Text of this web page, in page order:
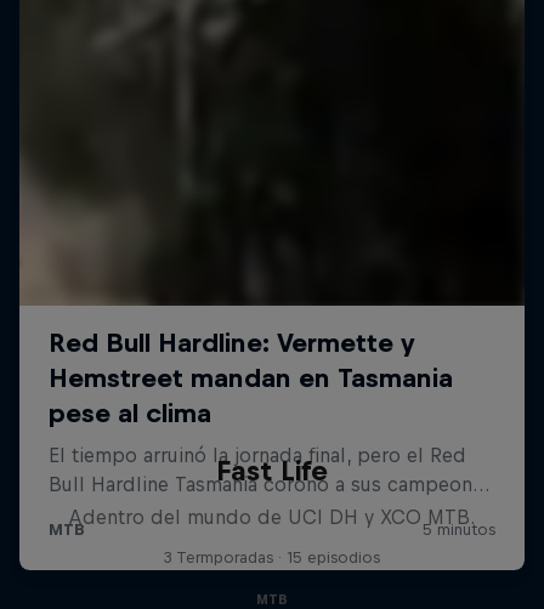
Fast Life
Adentro del mundo de UCI DH y XCO MTB.
3 Termporadas · 15 episodios
MTB